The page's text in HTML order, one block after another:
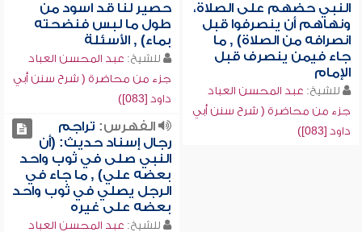
النبي حضهم على الصلاة،
ونهاهم أن ينصرفوا قبل
انصرافه من الصلاة) , ما
جاء فيمن ينصرف قبل
الإمام
للشيخ: عبد المحسن العباد
جزء من محاضرة ( شرح سنن أبي
داود [083])
حصير لنا قد اسود من
طول ما لبس فنضحته
بماء) , الأسئلة
للشيخ: عبد المحسن العباد
جزء من محاضرة ( شرح سنن أبي
داود [083])
الفهرس: تراجم
رجال إسناد حديث: (أن
النبي صلى في ثوب واحد
بعضه علي) , ما جاء في
الرجل يصلي في ثوب واحد
بعضه على غيره
للشيخ: عبد المحسن العباد